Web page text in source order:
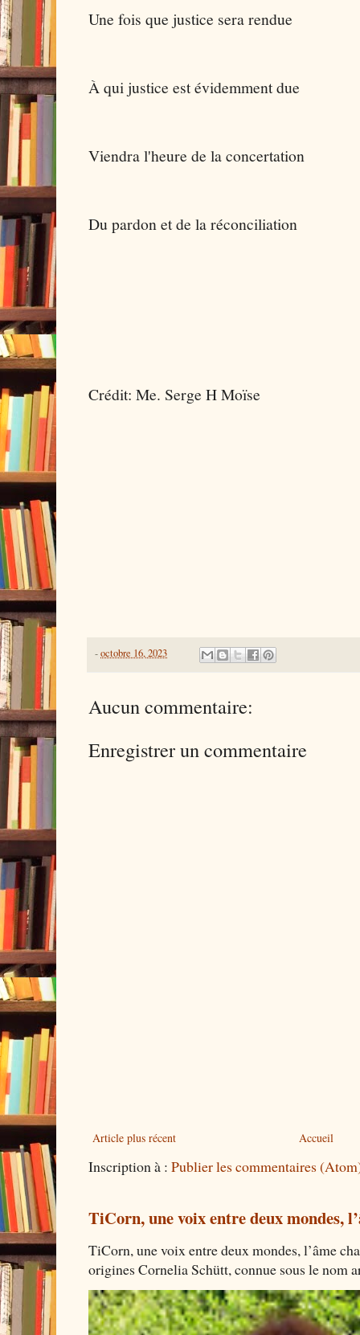
Une fois que justice sera rendue
À qui justice est évidemment due
Viendra l'heure de la concertation
Du pardon et de la réconciliation
Crédit: Me. Serge H Moïse
-octobre 16, 2023
Aucun commentaire:
Enregistrer un commentaire
Article plus récent Accueil
Inscription à : Publier les commentaires
TiCorn, une voix entre deux mondes,
TiCorn, une voix entre deux mondes, l’âme
origines Cornelia Schütt, connue sous le nom